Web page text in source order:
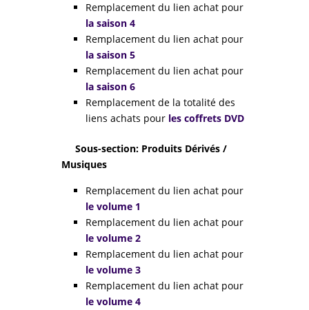
Remplacement du lien achat pour
la saison 4
Remplacement du lien achat pour
la saison 5
Remplacement du lien achat pour
la saison 6
Remplacement de la totalité des
liens achats pour les coffrets DVD
Sous-section: Produits Dérivés /
Musiques
Remplacement du lien achat pour
le volume 1
Remplacement du lien achat pour
le volume 2
Remplacement du lien achat pour
le volume 3
Remplacement du lien achat pour
le volume 4